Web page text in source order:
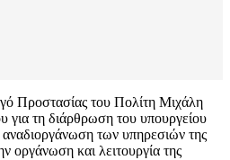
Προστασίας του Πολίτη Μιχάλη
για τη διάρθρωση του υπουργείου
των υπηρεσιών της
οργάνωση και λειτουργία της